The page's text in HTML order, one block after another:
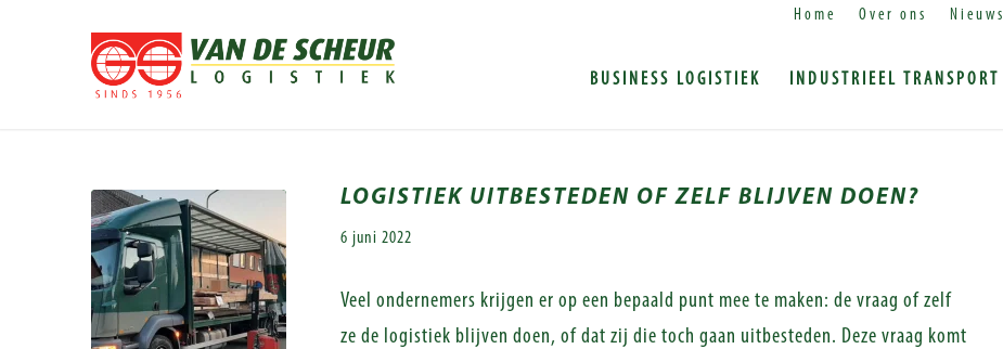
Home Over ons Nieuws
BUSINESS LOGISTIEK INDUSTRIEEL TRANSPORT
LOGISTIEK UITBESTEDEN OF ZELF BLIJVEN DOEN?
6 juni 2022
Veel ondernemers krijgen er op een bepaald punt mee te maken: de vraag of zelf
ze de logistiek blijven doen, of dat zij die toch gaan uitbesteden. Deze vraag komt